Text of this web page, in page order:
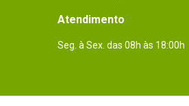
Atendimento
Seg. à Sex. das 08h às 18:00h